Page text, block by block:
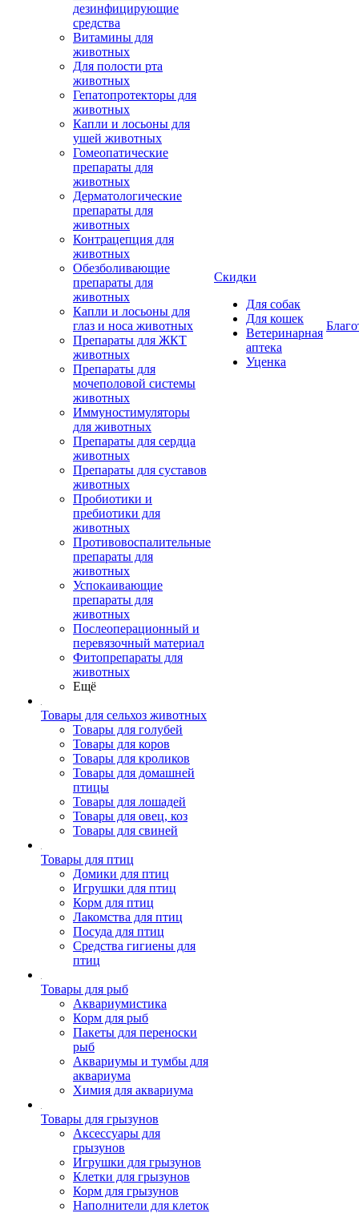
дезинфицирующие
средства
Витамины для
животных
Для полости рта
животных
Гепатопротекторы для
животных
Капли и лосьоны для
ушей животных
Гомеопатические
препараты для
животных
Дерматологические
препараты для
животных
Контрацепция для
животных
Обезболивающие
препараты для
животных
Капли и лосьоны для
глаз и носа животных
Препараты для ЖКТ
животных
Препараты для
мочеполовой системы
животных
Иммуностимуляторы
для животных
Препараты для сердца
животных
Препараты для суставов
животных
Пробиотики и
пребиотики для
животных
Противовоспалительные
препараты для
животных
Успокаивающие
препараты для
животных
Послеоперационный и
перевязочный материал
Фитопрепараты для
животных
Ещё
Товары для сельхоз животных
Товары для голубей
Товары для коров
Товары для кроликов
Товары для домашней
птицы
Товары для лошадей
Товары для овец, коз
Товары для свиней
Товары для птиц
Домики для птиц
Игрушки для птиц
Корм для птиц
Лакомства для птиц
Посуда для птиц
Средства гигиены для
птиц
Товары для рыб
Аквариумистика
Корм для рыб
Пакеты для переноски
рыб
Аквариумы и тумбы для
аквариума
Химия для аквариума
Товары для грызунов
Аксессуары для
грызунов
Игрушки для грызунов
Клетки для грызунов
Корм для грызунов
Наполнители для клеток
Скидки
Для собак
Для кошек
Ветеринарная
аптека
Уценка